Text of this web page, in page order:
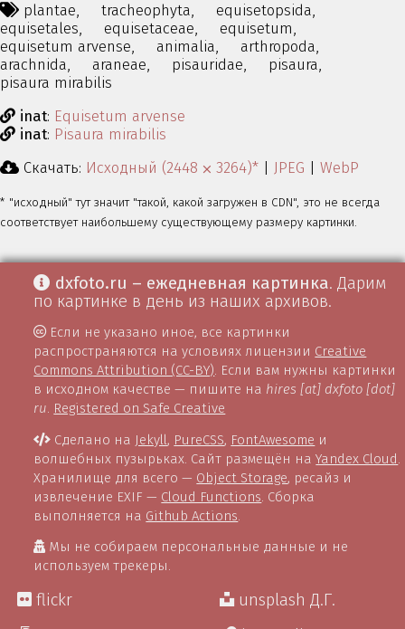
plantae,
tracheophyta,
equisetopsida,
equisetales,
equisetaceae,
equisetum,
equisetum arvense,
animalia,
arthropoda,
arachnida,
araneae, pisauridae,
pisaura,
pisaura mirabilis
inat: Equisetum arvense
inat: Pisaura mirabilis
Скачать: Исходный (2448 ⨉ 3264)* | JPEG | WebP
* "исходный" тут значит "такой, какой загружен в CDN", это не всегда
соответствует наибольшему существующему размеру картинки.
dxfoto.ru – ежедневная картинка. Дарим
по картинке в день из наших архивов.
Если не указано иное, все картинки
распространяются на условиях лицензии Creative
Commons Attribution (CC-BY). Если вам нужны картинки
в исходном качестве — пишите на hires [at] dxfoto [dot]
ru. Registered on Safe Creative
Сделано на Jekyll, PureCSS, FontAwesome и
волшебных пузырьках. Сайт размещён наYandex Cloud
Хранилище для всего — Object Storage, ресайз и
извлечение EXIF — Cloud Functions . Сборка
выполняется на Github Actions
Мы не собираем персональные данные и не
используем трекеры.
flickr
unsplash Д.Г.